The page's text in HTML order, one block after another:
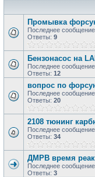
Промывка
Последнее сообщение
Ответы: 9
Бензонасос на
Последнее сообщение
Ответы: 12
вопрос по
Последнее сообщение
Ответы: 20
2108 тюнинг
Последнее сообщение
Ответы: 34
ДМРВ время
Последнее сообщение
Ответы: 3